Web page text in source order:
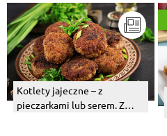
Kotlety jajeczne – z
pieczarkami lub serem. Z